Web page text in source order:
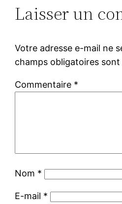
Laisser un
Votre adresse e-mail ne
champs obligatoires sont
Commentaire *
Nom *
E-mail *